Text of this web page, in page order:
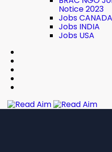
Notice 2023
Jobs CANADA
Jobs INDIA
Jobs USA
Read Aim